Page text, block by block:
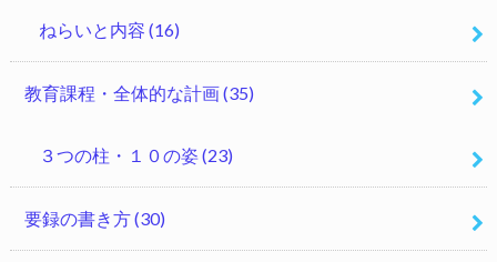
ねらいと内容 (16)
教育課程・全体的な計画(35)
３つの柱・１０の姿(23)
要録の書き方(30)